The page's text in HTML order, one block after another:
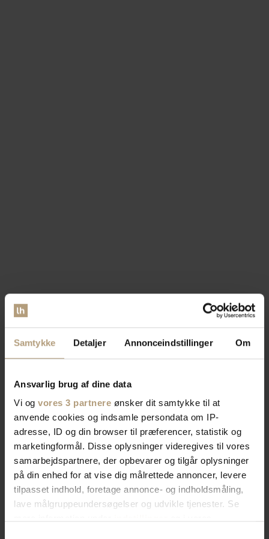
Samtykke Detaljer Annonceindstillinger Om
Ansvarlig brug af dine data
Vi og vores 3 partnere ønsker dit samtykke til at
anvende cookies og indsamle persondata om IP-
adresse, ID og din browser til præferencer, statistik og
marketingformål. Disse oplysninger videregives til vores
samarbejdspartnere, der opbevarer og tilgår oplysninger
på din enhed for at vise dig målrettede annoncer, levere
tilpasset indhold, foretage annonce- og indholdsmåling,
lave målgruppeundersøgelser og udvikle tjenester. Se